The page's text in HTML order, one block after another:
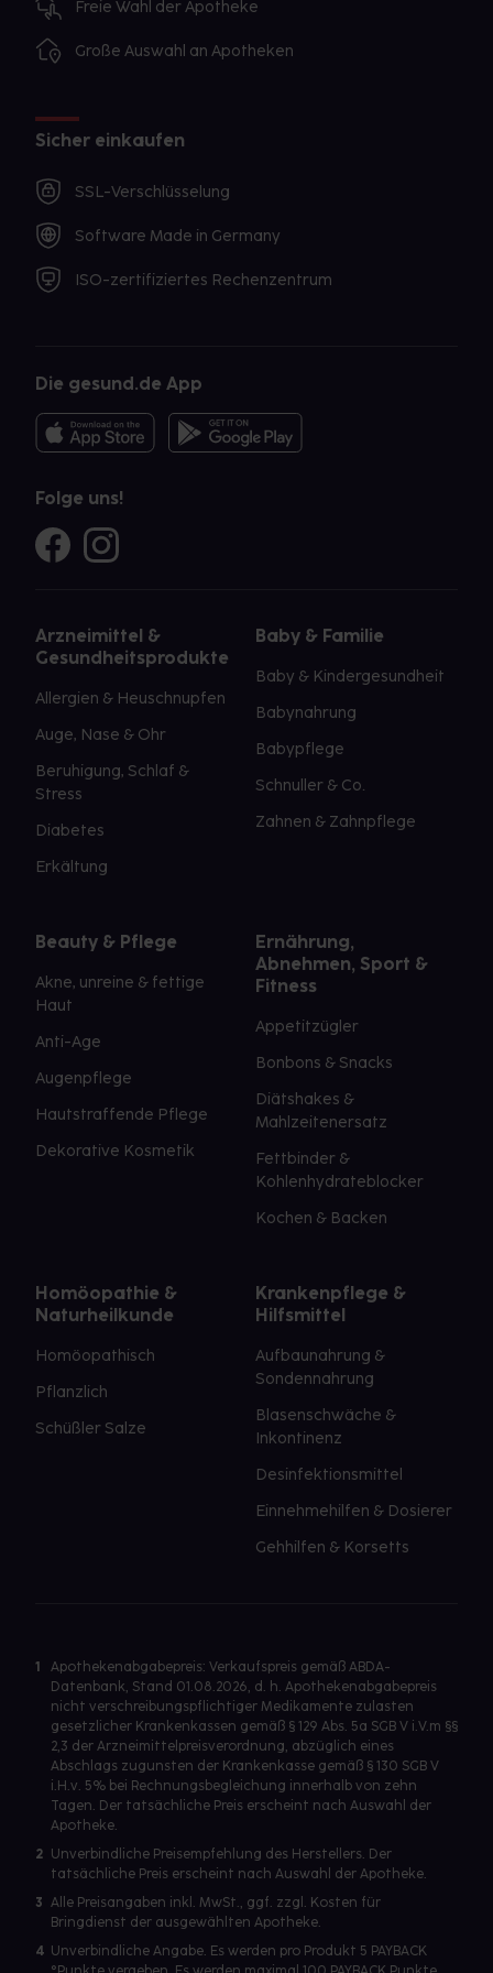
Freie Wahl der Apotheke
Große Auswahl an Apotheken
Sicher einkaufen
SSL-Verschlüsselung
Software Made in Germany
ISO-zertifiziertes Rechenzentrum
Die gesund.de App
Folge uns!
Arzneimittel &
Gesundheitsprodukte
Allergien & Heuschnupfen
Auge, Nase & Ohr
Beruhigung, Schlaf &
Stress
Diabetes
Erkältung
Baby & Familie
Baby & Kindergesundheit
Babynahrung
Babypflege
Schnuller & Co.
Zahnen & Zahnpflege
Beauty & Pflege
Akne, unreine & fettige
Haut
Anti-Age
Augenpflege
Hautstraffende Pflege
Dekorative Kosmetik
Ernährung,
Abnehmen, Sport &
Fitness
Appetitzügler
Bonbons & Snacks
Diätshakes &
Mahlzeitenersatz
Fettbinder &
Kohlenhydrateblocker
Kochen & Backen
Homöopathie &
Naturheilkunde
Homöopathisch
Pflanzlich
Schüßler Salze
Krankenpflege &
Hilfsmittel
Aufbaunahrung &
Sondennahrung
Blasenschwäche &
Inkontinenz
Desinfektionsmittel
Einnehmehilfen & Dosierer
Gehhilfen & Korsetts
1
Apothekenabgabepreis: Verkaufspreis gemäß ABDA-
Datenbank, Stand 01.08.2026, d. h. Apothekenabgabepreis
nicht verschreibungspflichtiger Medikamente zulasten
gesetzlicher Krankenkassen gemäß § 129 Abs. 5a SGB V i.V.m §§
2,3 der Arzneimittelpreisverordnung, abzüglich eines
Abschlags zugunsten der Krankenkasse gemäß § 130 SGB V
i.H.v. 5% bei Rechnungsbegleichung innerhalb von zehn
Tagen. Der tatsächliche Preis erscheint nach Auswahl der
Apotheke.
2 Unverbindliche Preisempfehlung des Herstellers. Der
tatsächliche Preis erscheint nach Auswahl der Apotheke.
3 Alle Preisangaben inkl. MwSt., ggf. zzgl. Kosten für
Bringdienst der ausgewählten Apotheke.
4 Unverbindliche Angabe. Es werden pro Produkt 5 PAYBACK